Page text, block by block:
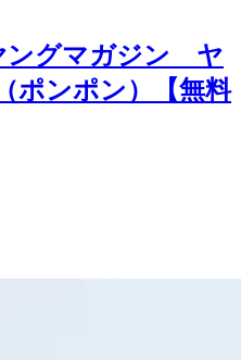
ングマガジン ヤ
ポンポン）【無料